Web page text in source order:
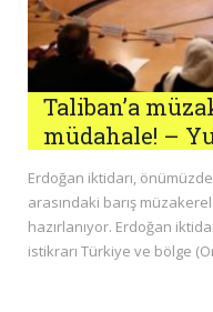
Taliban’a
müdahale! –
Erdoğan iktidarı,
arasındaki barış
hazırlanıyor. Erdoğan
istikrarı Türkiye ve bölge